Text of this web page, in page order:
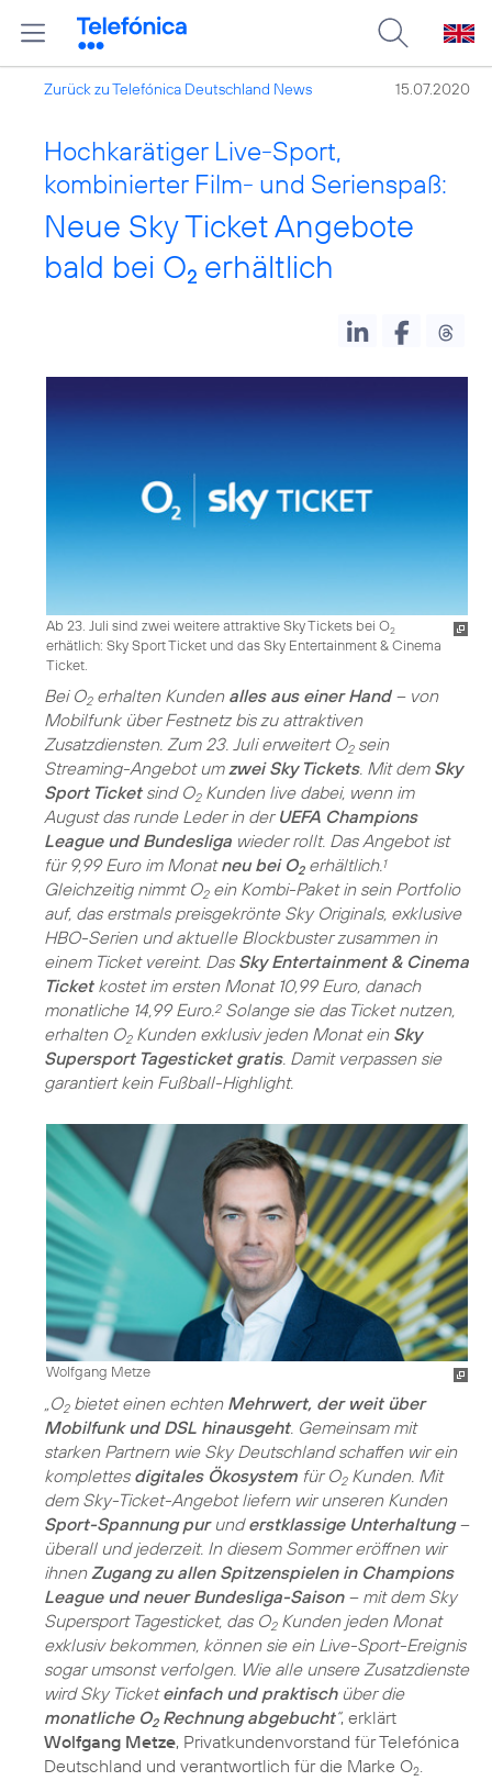
Zurück zu Telefónica Deutschland News 15.07.2020
Hochkarätiger Live-Sport,
kombinierter Film- und Serienspaß:
Neue Sky Ticket Angebote
bald bei O2 erhältlich
Ab 23. Juli sind zwei weitere attraktive Sky Tickets bei O2
erhätlich: Sky Sport Ticket und das Sky Entertainment & Cinema
Ticket.
Bei O2erhalten Kunden alles aus einer Hand– von
Mobilfunk über Festnetz bis zu attraktiven
Zusatzdiensten. Zum 23. Juli erweitert O2sein
Streaming-Angebot um zwei Sky Tickets. Mit dem Sky
Sport Ticketsind O2Kunden live dabei, wenn im
August das runde Leder in der UEFA Champions
League und Bundesliga wieder rollt. Das Angebot ist
für 9,99 Euro im Monatneu bei O2erhältlich. 1
Gleichzeitig nimmt O2ein Kombi-Paket in sein Portfolio
auf, das erstmals preisgekrönte Sky Originals, exklusive
HBO-Serien und aktuelle Blockbuster zusammen in
einem Ticket vereint. Das Sky Entertainment & Cinema
Ticketkostet im ersten Monat 10,99 Euro, danach
monatliche 14,99 Euro. 2Solange sie das Ticket nutzen,
erhalten O2Kunden exklusiv jeden Monat ein Sky
Supersport Tagesticket gratis. Damit verpassen sie
garantiert kein Fußball-Highlight.
Wolfgang Metze
„O2bietet einen echten Mehrwert, der weit über
Mobilfunk und DSL hinausgeht. Gemeinsam mit
starken Partnern wie Sky Deutschland schaffen wir ein
komplettes digitales Ökosystem für O2Kunden. Mit
dem Sky-Ticket-Angebot liefern wir unseren Kunden
Sport-Spannung purunderstklassige Unterhaltung–
überall und jederzeit. In diesem Sommer eröffnen wir
ihnenZugang zu allen Spitzenspielen in Champions
League und neuer Bundesliga-Saison– mit dem Sky
Supersport Tagesticket, das O2Kunden jeden Monat
exklusiv bekommen, können sie ein Live-Sport-Ereignis
sogar umsonst verfolgen. Wie alle unsere Zusatzdienste
wird Sky Ticketeinfach und praktischüber die
monatliche O2Rechnung abgebucht“, erklärt
Wolfgang Metze, Privatkundenvorstand für Telefónica
Deutschland und verantwortlich für die Marke O2.